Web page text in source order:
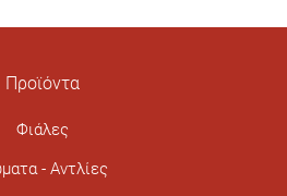
Προϊόντα
Φιάλες
- Αντλίες